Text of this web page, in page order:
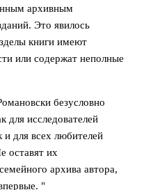
архивным
Это явилось
книги имеют
или содержат неполные
безусловно
для исследователей
и для всех любителей
оставят их
архива автора,
"